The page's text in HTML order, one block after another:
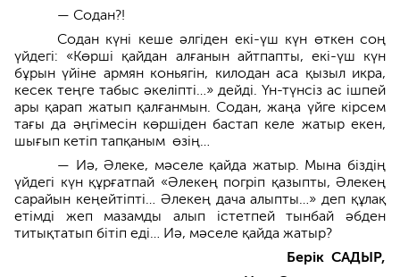
— Содан?!
Содан күні кеше әлгіден екі-үш күн өткен соң
үйдегі: «Көрші қайдан алғанын айтпапты, екі-үш күн
бұрын үйіне армян коньягін, килодан аса қызыл икра,
кесек теңге табыс әкеліпті…» дейді. Үн-түнсіз ас ішпей
ары қарап жатып қалғанмын. Содан, жаңа үйге кірсем
тағы да әңгімесін көрші­ден бастап келе жатыр екен,
шығып кетіп тапқаным өзің…
— Иә, Әлеке, мәселе қайда жатыр. Мына біздің
үйдегі күн құрғатпай «Әлекең погріп қазыпты, Әлекең
сарайын кеңейтіпті… Әлекең дача алыпты…» деп құлақ
етімді жеп мазамды алып істетпей тынбай әбден
титықтатып бітіп еді… Иә, мәселе қайда жатыр?
Берік САДЫР,